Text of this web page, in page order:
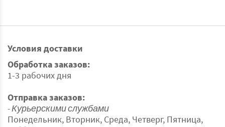
Условия доставки
Обработка заказов:
1-3 рабочих дня
Отправка заказов:
- Курьерскими службами
Понедельник, Вторник, Среда, Четверг, Пятница,